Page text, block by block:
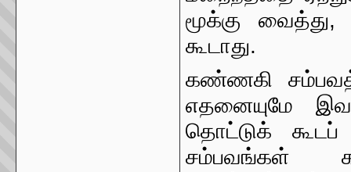
மூக்கு
கூடாது.
கண்ணகி
எதனையுமே
தொட்டுக்
சம்பவங்கள்